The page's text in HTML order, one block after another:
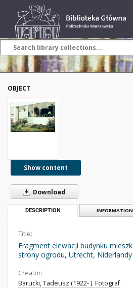
OBJECT
Show content
Download
DESCRIPTION INFORMATION
Title:
Fragment elewacji budynku
strony ogrodu, Utrecht, Niderlandy
Creator:
Barucki, Tadeusz (1922- ). Fotograf